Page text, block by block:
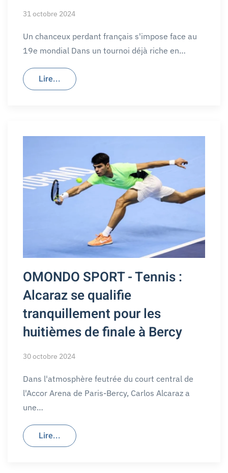
31 octobre 2024
Un chanceux perdant français s'impose face au
19e mondial Dans un tournoi déjà riche en…
Lire...
OMONDO SPORT - Tennis :
Alcaraz se qualifie
tranquillement pour les
huitièmes de finale à Bercy
30 octobre 2024
Dans l'atmosphère feutrée du court central de
l'Accor Arena de Paris-Bercy, Carlos Alcaraz a
une…
Lire...